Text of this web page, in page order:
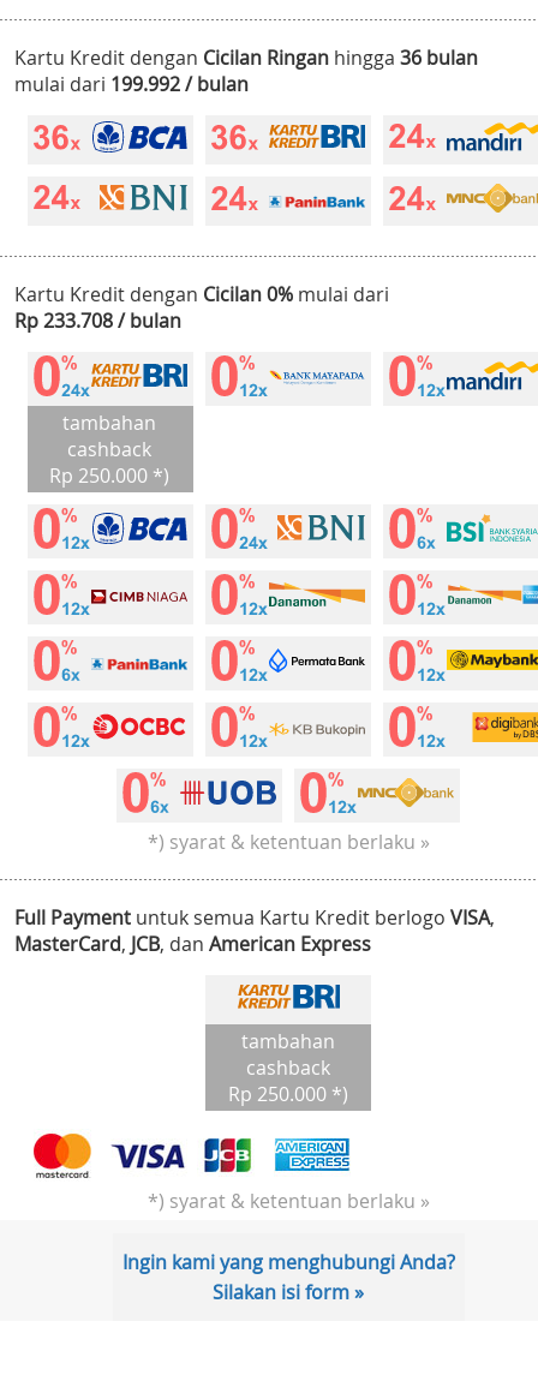
Kartu Kredit dengan Cicilan Ringan hingga 36 bulan
mulai dari 199.992 / bulan
Kartu Kredit dengan Cicilan 0% mulai dari
Rp 233.708 / bulan
tambahan
cashback
Rp 250.000 *)
*) syarat & ketentuan berlaku »
Full Payment untuk semua Kartu Kredit berlogo VISA,
MasterCard, JCB, dan American Express
tambahan
cashback
Rp 250.000 *)
*) syarat & ketentuan berlaku »
Ingin kami yang menghubungi Anda?
Silakan isi form »